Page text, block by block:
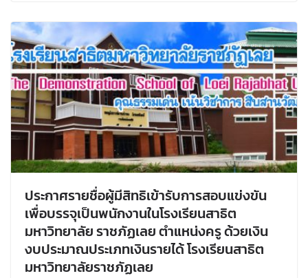
ประกาศรายชื่อผู้มีสิทธิเข้ารับการสอบแข่งขัน
เพื่อบรรจุเป็นพนักงานในโรงเรียนสาธิต
มหาวิทยาลัย ราชภัฏเลย ตำแหน่งครู ด้วยเงิน
งบประมาณประเภทเงินรายได้ โรงเรียนสาธิต
มหาวิทยาลัยราชภัฏเลย